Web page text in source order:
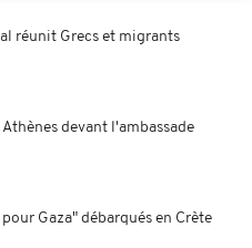
réunit Grecs et migrants
devant l'ambassade
Gaza" débarqués en Crète